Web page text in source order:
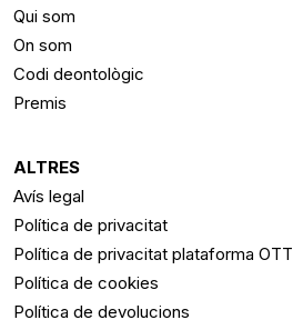
Qui som
On som
Codi deontològic
Premis
ALTRES
Avís legal
Política de privacitat
Política de privacitat plataforma OTT
Política de cookies
Política de devolucions